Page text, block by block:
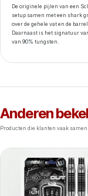
De originele pijlen van een
setup samen met een shark
over de gehele vat en de
Daarnaast is het signatuur
van 90% tungsten.
Anderen
Producten die klanten vaak